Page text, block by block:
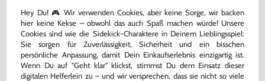
Kaufalarm
TOPSELLER
Hey Du! 🎮 Wir verwenden Cookies, aber keine Sorge, wir backen
hier keine Kekse – obwohl das auch Spaß machen würde! Unsere
Cookies sind wie die Sidekick-Charaktere in Deinem Lieblingsspiel:
Sie sorgen für Zuverlässigkeit, Sicherheit und ein bisschen
persönliche Anpassung, damit Dein Einkaufserlebnis einzigartig ist.
Wenn Du auf "Geht klar" klickst, stimmst Du dem Einsatz dieser
digitalen Helferlein zu – und wir versprechen, dass sie nicht so viele